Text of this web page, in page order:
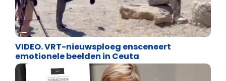
Cultuuroorlog
VIDEO. VRT-nieuwsploeg ensceneert
emotionele beelden in Ceuta